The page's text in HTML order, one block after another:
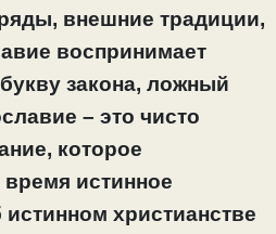
внешние традиции,
воспринимает
закона, ложный
– это чисто
которое
истинное
христианстве